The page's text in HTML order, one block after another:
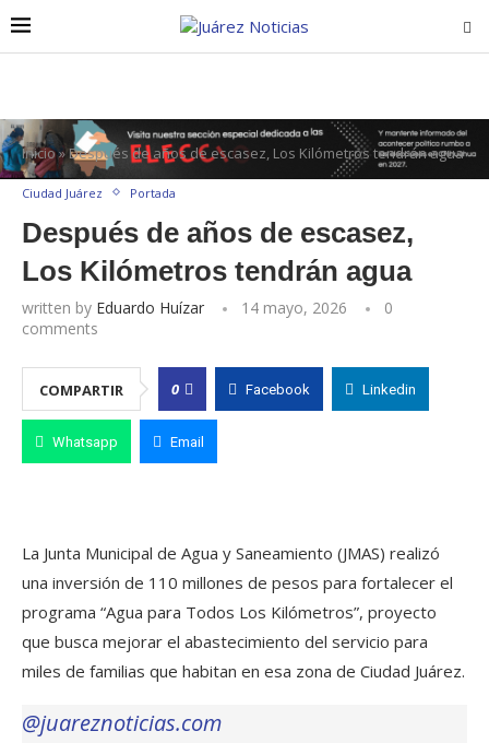
Inicio»Después de años de escasez, Los Kilómetros tendrán agua
Ciudad Juárez Portada
Después de años de escasez,
Los Kilómetros tendrán agua
written by Eduardo Huízar 14 mayo, 2026
0
comments
COMPARTIR 0 Facebook Linkedin
Whatsapp Email
La Junta Municipal de Agua y Saneamiento (JMAS) realizó
una inversión de 110 millones de pesos para fortalecer el
programa “Agua para Todos Los Kilómetros”, proyecto
que busca mejorar el abastecimiento del servicio para
miles de familias que habitan en esa zona de Ciudad Juárez.
@juareznoticias.com